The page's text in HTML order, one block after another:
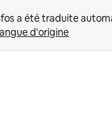
d'origine